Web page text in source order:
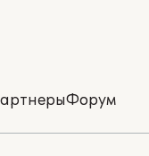
Форум